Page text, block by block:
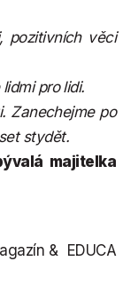
pozitivních věci
pro lidi.
Zanechejme po
stydět.
majitelka
& EDUCA